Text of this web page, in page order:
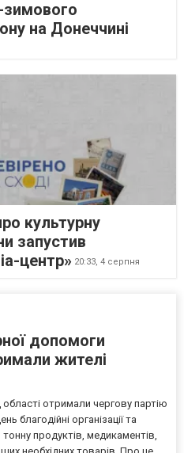
зимового
на Донеччині
культурну
запустив
центр» 20:33, 4 серпня
допомоги
жителі
отримали чергову партію
благодійні організації та
продуктів, медикаментів,